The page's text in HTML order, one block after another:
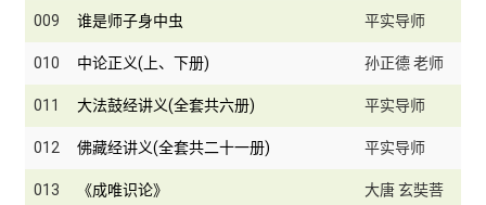
009 谁是师子身中虫 平实导师
010 中论正义(上、下册) 孙正德 老师
011 大法鼓经讲义(全套共六册) 平实导师
012 佛藏经讲义(全套共二十一册) 平实导师
013 《成唯识论》
大唐 玄奘菩